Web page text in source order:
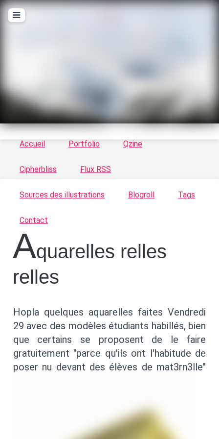
Le vortex à chats - Illustrations, trucs en tout
genre par Tykayn
Accueil Portfolio Qzine
Cipherbliss Flux RSS
Sources des illustrations Blogroll Tags
Contact
Aquarelles relles
relles
Hopla quelques aquarelles faites Vendredi
29 avec des modèles étudiants habillés, bien
que certains se proposent de le faire
gratuitement "parce qu'ils ont l'habitude de
poser nu devant des élèves de mat3rn3lle"